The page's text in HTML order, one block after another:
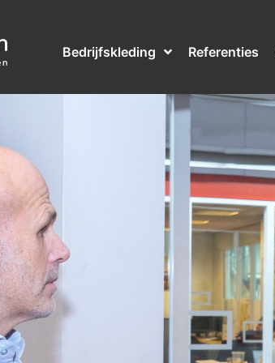
Bedrijfskleding Referenties